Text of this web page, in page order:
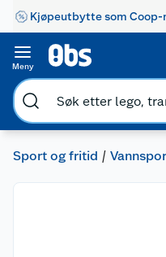
Kjøpeutbytte som Coop-
Meny
Sport og fritid